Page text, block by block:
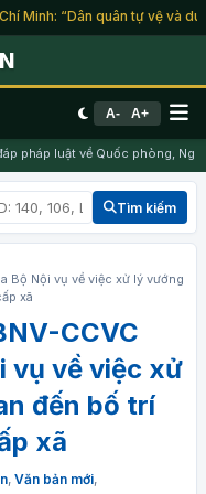
Minh: “Dân quân tự vệ và du
A- A+
pháp luật về Quốc phòng,
Tìm kiếm
Bộ Nội vụ về việc xử lý vướng
xã
CCVC
vụ về việc xử
đến bố trí
xã
, Văn bản mới,